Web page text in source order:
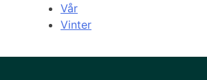
Vår
Vinter